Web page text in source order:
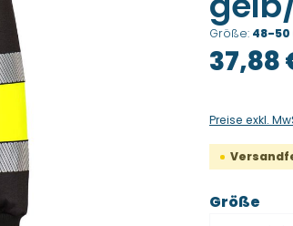
Größe: 48-50
Regulärer
37,88
Preise exkl.
Größe